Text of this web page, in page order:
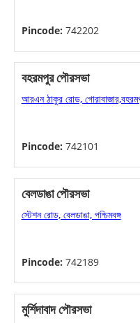
Pincode: 742202
বহরমপুর পৌরসভা
আরএন ঠাকুর রোড,
Pincode: 742101
বেলডাঙা পৌরসভা
স্টেশন রোড, বেলডাঙা, পশ্চিমবঙ্গ
Pincode: 742189
মুর্শিদাবাদ পৌরসভা